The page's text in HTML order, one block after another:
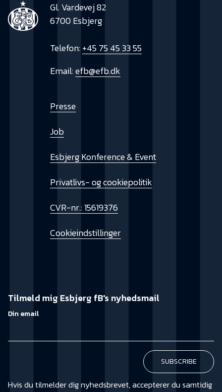
Gl. Vardevej 82
6700 Esbjerg
Telefon:+45 75 45 33 55
Email:efb@efb.dk
Presse
Job
Esbjerg Konference & Event
Privatlivs- og cookiepolitik
CVR-nr.: 15619376
Cookieindstillinger
Tilmeld mig Esbjerg fB's nyhedsmail
Din email
Hvis du tilmelder dig nyhedsbrevet, accepterer du samtidig